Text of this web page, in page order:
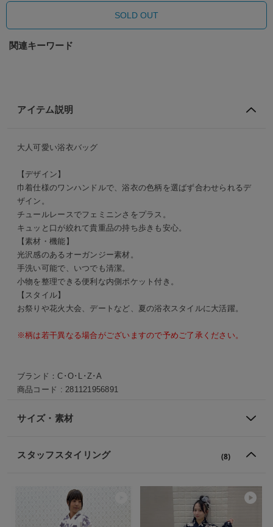
SOLD OUT
関連キーワード
アイテム説明
大人可愛い浴衣バッグ
【デザイン】
巾着仕様のワンハンドルで、浴衣の色柄を選ばず合わせられるデ
ザイン。
チュールレースでフェミニンさをプラス。
キュッと口が絞れて貴重品の持ち歩きも安心。
【素材・機能】
光沢感のあるオーガンジー素材。
手洗い可能で、いつでも清潔。
小物を整理できる便利な内側ポケット付き。
【スタイル】
お祭りや花火大会、デートなど、夏の浴衣スタイルに大活躍。
※柄は若干異なる場合がございますので予めご了承ください。
ブランド：C･O･L･Z･A
商品コード :281121956891
サイズ・素材
スタッフスタイリング (8)